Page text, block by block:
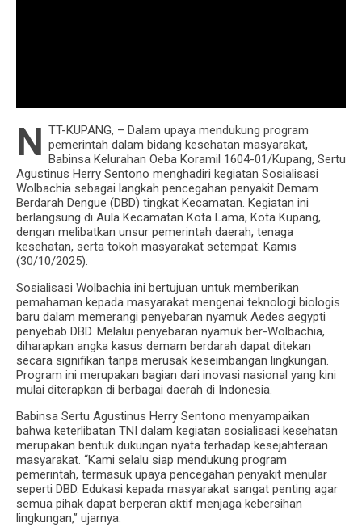
N TT-KUPANG, – Dalam upaya mendukung program
pemerintah dalam bidang kesehatan masyarakat,
Babinsa Kelurahan Oeba Koramil 1604-01/Kupang, Sertu
Agustinus Herry Sentono menghadiri kegiatan Sosialisasi
Wolbachia sebagai langkah pencegahan penyakit Demam
Berdarah Dengue (DBD) tingkat Kecamatan. Kegiatan ini
berlangsung di Aula Kecamatan Kota Lama, Kota Kupang,
dengan melibatkan unsur pemerintah daerah, tenaga
kesehatan, serta tokoh masyarakat setempat. Kamis
(30/10/2025).
Sosialisasi Wolbachia ini bertujuan untuk memberikan
pemahaman kepada masyarakat mengenai teknologi biologis
baru dalam memerangi penyebaran nyamuk Aedes aegypti
penyebab DBD. Melalui penyebaran nyamuk ber-Wolbachia,
diharapkan angka kasus demam berdarah dapat ditekan
secara signifikan tanpa merusak keseimbangan lingkungan.
Program ini merupakan bagian dari inovasi nasional yang kini
mulai diterapkan di berbagai daerah di Indonesia.
Babinsa Sertu Agustinus Herry Sentono menyampaikan
bahwa keterlibatan TNI dalam kegiatan sosialisasi kesehatan
merupakan bentuk dukungan nyata terhadap kesejahteraan
masyarakat. “Kami selalu siap mendukung program
pemerintah, termasuk upaya pencegahan penyakit menular
seperti DBD. Edukasi kepada masyarakat sangat penting agar
semua pihak dapat berperan aktif menjaga kebersihan
lingkungan,” ujarnya.